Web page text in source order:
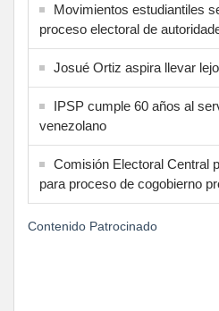
Movimientos estudiantiles
proceso electoral de
Josué Ortiz aspira llevar
IPSP cumple 60 años al
venezolano
Comisión Electoral Central
para proceso de cogobierno
Contenido Patrocinado